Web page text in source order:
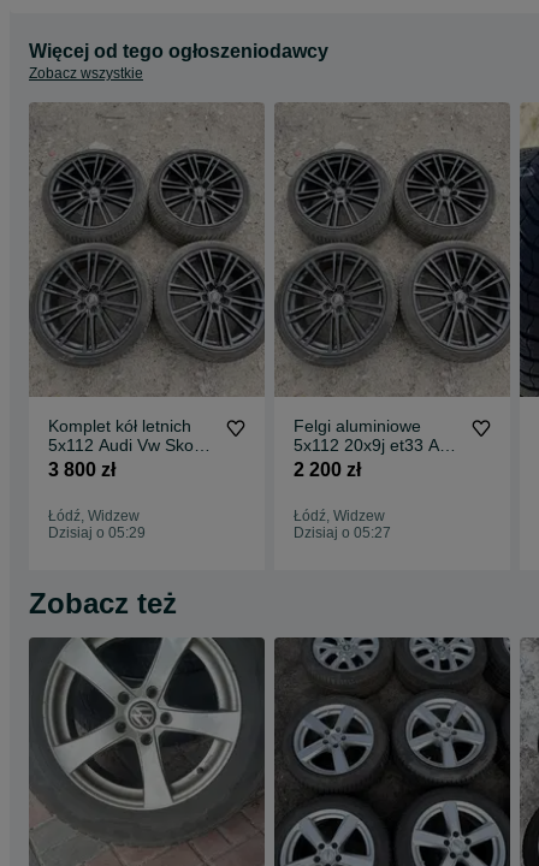
Więcej od tego ogłoszeniodawcy
Zobacz wszystkie
Komplet kół letnich
5x112 Audi Vw Skoda
Seat Mercedes
3 800 zł
Łódź, Widzew
Dzisiaj o 05:29
Felgi aluminiowe
5x112 20x9j et33 Audi
Vw Skoda Seat
2 200 zł
Łódź, Widzew
Dzisiaj o 05:27
Zobacz też